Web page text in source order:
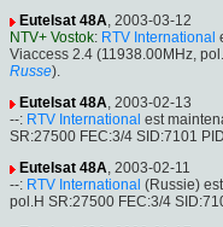
Eutelsat 48A, 2003-03-12
NTV+ Vostok: RTV International
Viaccess 2.4 (11938.00MHz,
Russe).
Eutelsat 48A, 2003-02-13
--: RTV International est
SR:27500 FEC:3/4 SID:7101
Eutelsat 48A, 2003-02-11
--: RTV International (Russie)
pol.H SR:27500 FEC:3/4